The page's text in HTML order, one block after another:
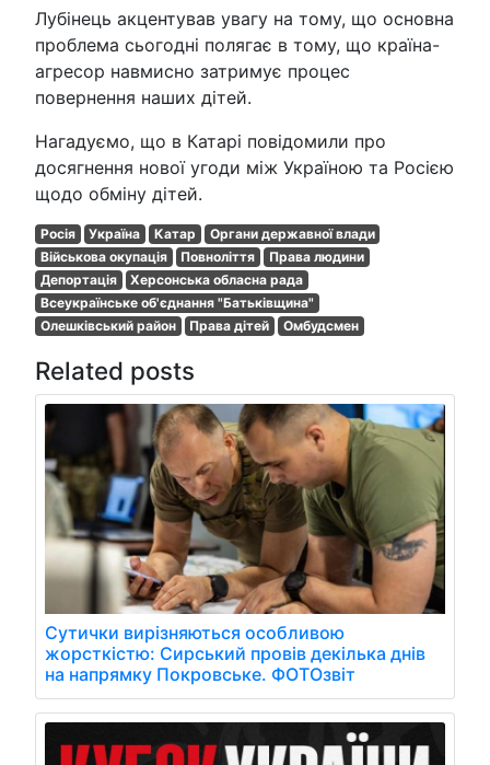
Лубінець акцентував увагу на тому, що основна
проблема сьогодні полягає в тому, що країна-
агресор навмисно затримує процес
повернення наших дітей.
Нагадуємо, що в Катарі повідомили про
досягнення нової угоди між Україною та Росією
щодо обміну дітей.
Росія Україна Катар
Органи державної влади
Військова окупація
Повноліття
Права людини
Депортація
Херсонська обласна рада
Всеукраїнське об'єднання "Батьківщина"
Олешківський район
Права дітей Омбудсмен
Related posts
Сутички вирізняються особливою
жорсткістю: Сирський провів декілька днів
на напрямку Покровське. ФОТОзвіт